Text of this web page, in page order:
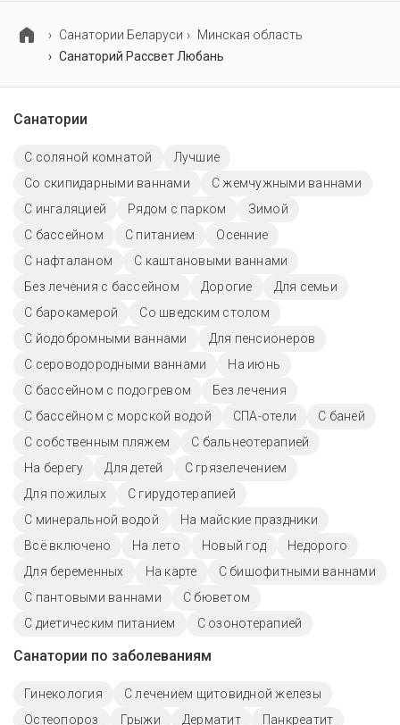
выбирать срок не менее 7 ночей (дней).
Cанатории Беларуси
Минская область
Санаторий Рассвет Любань
Санатории
С соляной комнатой
Лучшие
Со скипидарными ваннами
С жемчужными ваннами
С ингаляцией
Рядом с парком
Зимой
C бассейном
С питанием
Осенние
С нафталаном
С каштановыми ваннами
Без лечения с бассейном
Дорогие
Для семьи
С барокамерой
Со шведским столом
С йодобромными ваннами
Для пенсионеров
С сероводородными ваннами
На июнь
С бассейном с подогревом
Без лечения
С бассейном с морской водой
СПА-отели
С баней
С собственным пляжем
С бальнеотерапией
На берегу
Для детей
С грязелечением
Для пожилых
С гирудотерапией
С минеральной водой
На майские праздники
Всё включено
На лето Новый год
Недорого
Для беременных
На карте
С бишофитными ваннами
С пантовыми ваннами
С бюветом
С диетическим питанием
С озонотерапией
Санатории по заболеваниям
Гинекология
С лечением щитовидной железы
Остеопороз
Грыжи Дерматит
Панкреатит